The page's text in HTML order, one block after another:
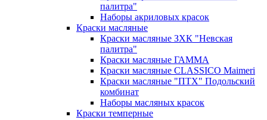
палитра"
Наборы акриловых красок
Краски масляные
Краски масляные ЗХК "Невская
палитра"
Краски масляные ГАММА
Краски масляные CLASSICO Maimeri
Краски масляные "ПТХ" Подольский
комбинат
Наборы масляных красок
Краски темперные